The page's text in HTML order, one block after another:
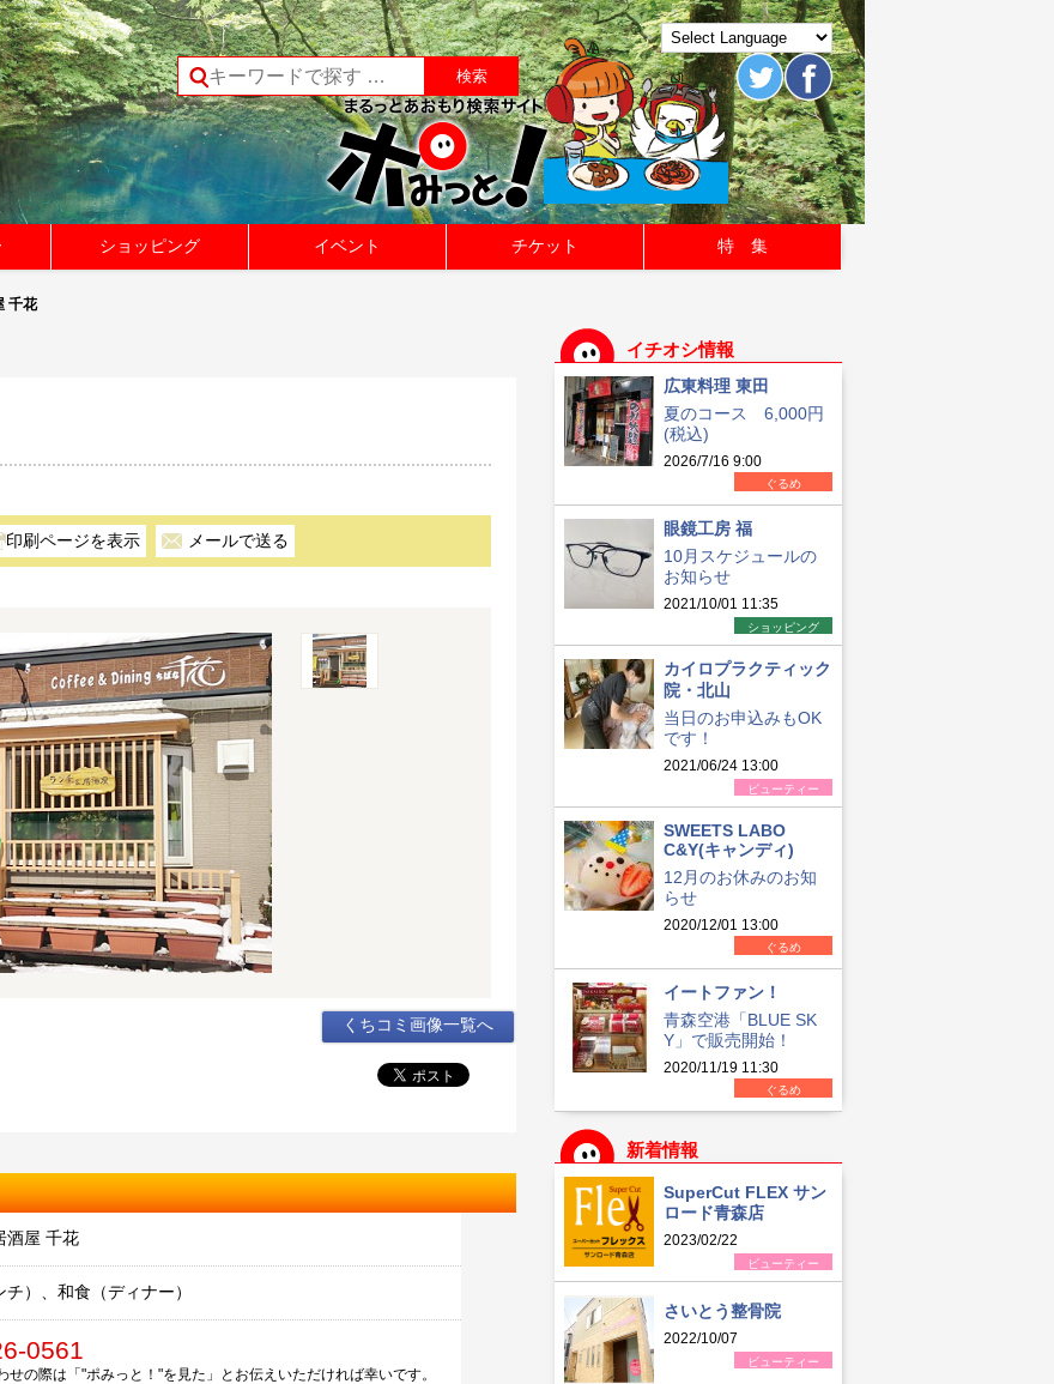
ショッピング イベント チケット 特 集
千花
メールで送る
くちコミ画像一覧へ
酒屋 千花
）、和食（ディナー）
0561
の際は「"ポみっと！"を見た」とお伝えいただければ幸いです。
イチオシ情報
広東料理 東田
夏のコース 6,000円
(税込)
2026/7/16 9:00
ぐるめ
眼鏡工房 福
10月スケジュールの
お知らせ
2021/10/01 11:35
ショッピング
カイロプラクティック
院・北山
当日のお申込みもOK
です！
2021/06/24 13:00
ビューティー
SWEETS LABO
C&Y(キャンディ)
12月のお休みのお知
らせ
2020/12/01 13:00
ぐるめ
イートファン！
青森空港「BLUE SK
Y」で販売開始！
2020/11/19 11:30
ぐるめ
新着情報
SuperCut FLEX サン
ロード青森店
2023/02/22
ビューティー
さいとう整骨院
2022/10/07
ビューティー